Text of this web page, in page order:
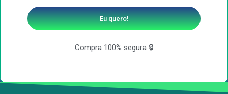
Eu quero!
Compra 100% segura 🔒